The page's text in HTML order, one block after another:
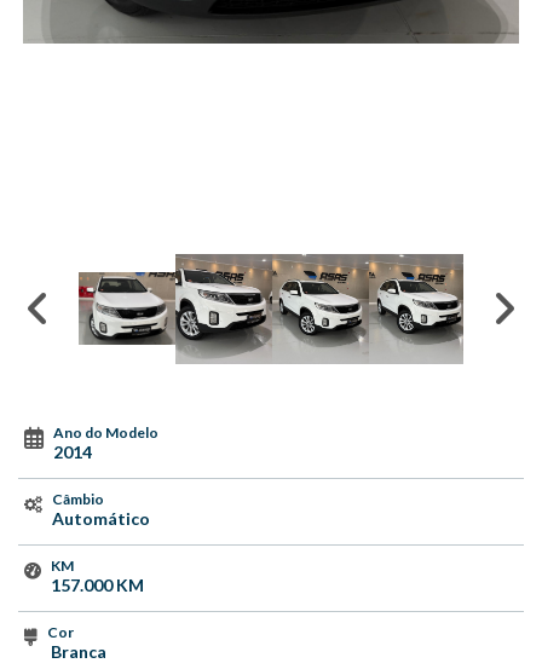
Ano do Modelo
2014
Câmbio
Automático
KM
157.000 KM
Cor
Branca